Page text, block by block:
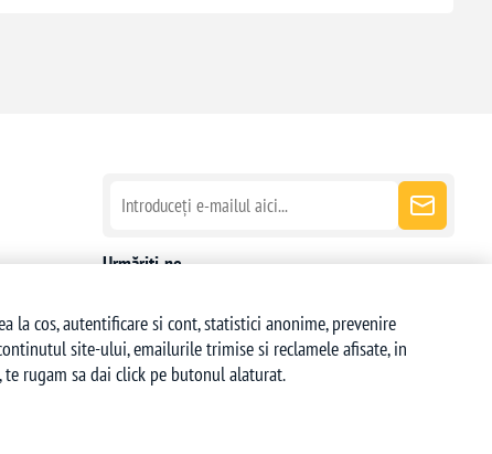
Urmăriți-ne
la cos, autentificare si cont, statistici anonime, prevenire
site-ului, emailurile trimise si reclamele afisate, in
rugam sa dai click pe butonul alaturat.